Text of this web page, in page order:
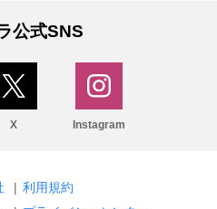
公式SNS
X Instagram
| 利用規約